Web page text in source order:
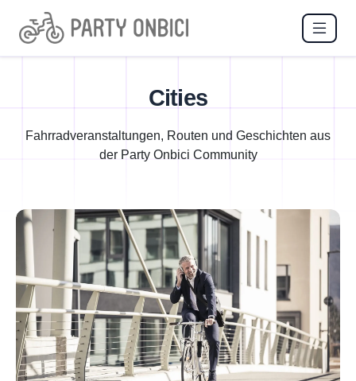
Cities
Fahrradveranstaltungen, Routen und Geschichten aus
der Party Onbici Community